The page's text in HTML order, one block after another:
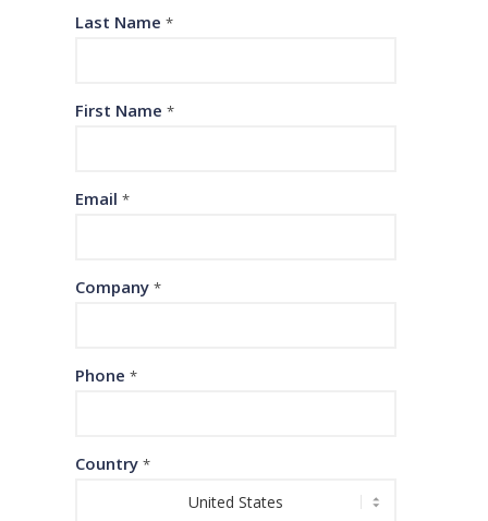
Last Name *
First Name *
Email *
Company *
Phone *
Country *